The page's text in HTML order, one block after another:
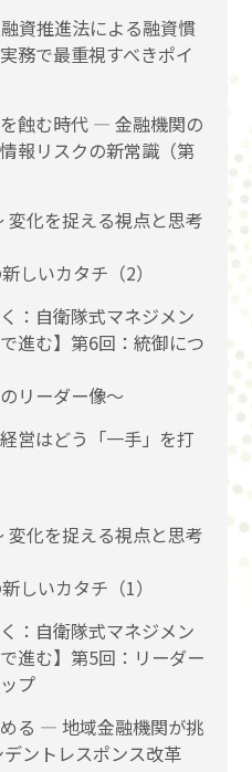
資推進法による融資慣
務で最重視すべきポイ
蝕む時代 ― 金融機関の
報リスクの新常識（第
変化を捉える視点と思考
しいカタチ（2）
：自衛隊式マネジメン
進む】第6回：統御につ
リーダー像〜
営はどう「一手」を打
変化を捉える視点と思考
しいカタチ（1）
：自衛隊式マネジメン
進む】第5回：リーダー
プ
る ― 地域金融機関が挑
ントレスポンス改革